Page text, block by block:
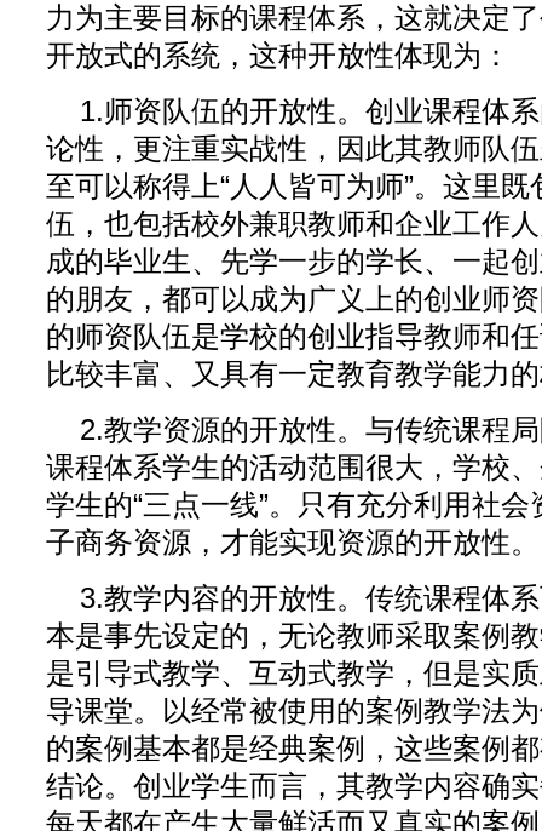
力为主要目标的课程体系，这就决定
开放式的系统，这种开放性体现为：
1.师资队伍的开放性。创业课程体
论性，更注重实战性，因此其教师队
至可以称得上“人人皆可为师”。这里
伍，也包括校外兼职教师和企业工作
成的毕业生、先学一步的学长、一起
的朋友，都可以成为广义上的创业师
的师资队伍是学校的创业指导教师和
比较丰富、又具有一定教育教学能力
2.教学资源的开放性。与传统课程
课程体系学生的活动范围很大，学校
学生的“三点一线”。只有充分利用社
子商务资源，才能实现资源的开放性。
3.教学内容的开放性。传统课程体
本是事先设定的，无论教师采取案例
是引导式教学、互动式教学，但是实
导课堂。以经常被使用的案例教学法
的案例基本都是经典案例，这些案例
结论。创业学生而言，其教学内容确
每天都在产生大量鲜活而又真实的案